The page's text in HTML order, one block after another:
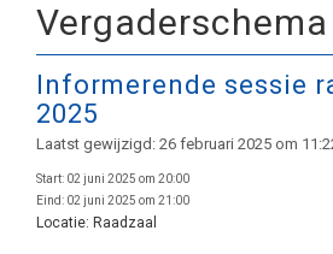
Vergaderschema
Informerende sessie
2025
Laatst gewijzigd: 26 februari 2025 om
Start: 02 juni 2025 om 20:00
Eind: 02 juni 2025 om 21:00
Locatie: Raadzaal